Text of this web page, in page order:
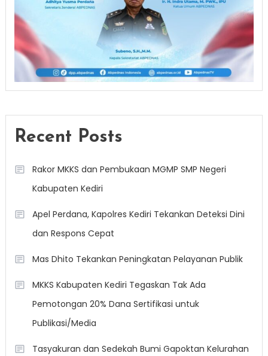
Recent Posts
Rakor MKKS dan Pembukaan MGMP SMP Negeri
Kabupaten Kediri
Apel Perdana, Kapolres Kediri Tekankan Deteksi Dini
dan Respons Cepat
Mas Dhito Tekankan Peningkatan Pelayanan Publik
MKKS Kabupaten Kediri Tegaskan Tak Ada
Pemotongan 20% Dana Sertifikasi untuk
Publikasi/Media
Tasyakuran dan Sedekah Bumi Gapoktan Kelurahan